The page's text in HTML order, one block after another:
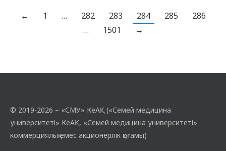
құндылықтарға құрметті қалыптастыруға
бағытталған интерактивті әңгімелер,
← 1 … 282 283 284 285
286
…
1501 →
© 2019-2026 – «СМУ» КеАҚ («Семей медицина
университеті» КеАҚ, «Семей медицина университеті»
коммерциялық емес акционерлік қоғамы)